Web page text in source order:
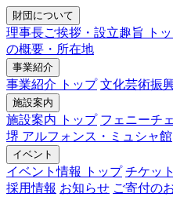
財団について
理事長ご挨拶・設立趣旨 ト
の概要・所在地
事業紹介
事業紹介 トップ 文化芸術振
施設案内
施設案内 トップ フェニーチ
堺 アルフォンス・ミュシャ館
イベント
イベント情報 トップ チケッ
採用情報 お知らせ ご寄付の